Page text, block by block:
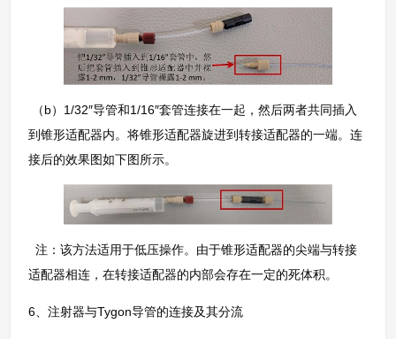
（b）1/32″导管和1/16″套管连接在一起，然后两者共同插入
到锥形适配器内。将锥形适配器旋进到转接适配器的一端。连
接后的效果图如下图所示。
注：该方法适用于低压操作。由于锥形适配器的尖端与转接
适配器相连，在转接适配器的内部会存在一定的死体积。
6、注射器与Tygon导管的连接及其分流